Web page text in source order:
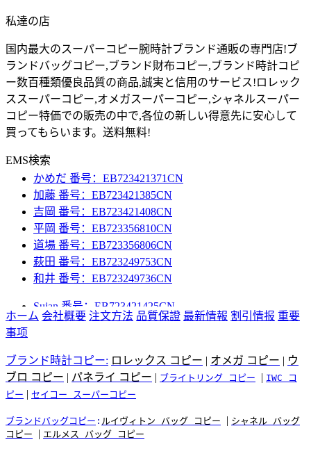
私達の店
国内最大のスーパーコピー腕時計ブランド通販の専門店!ブ
ランドバッグコピー,ブランド財布コピー,ブランド時計コピ
ー数百種類優良品質の商品,誠実と信用のサービス!ロレック
ススーパーコピー,オメガスーパーコピー,シャネルスーパー
コピー特価での販売の中で,各位の新しい得意先に安心して
買ってもらいます。送料無料!
EMS検索
Sujan 番号：EB723421425CN
中田 番号：EB723421439CN
小出 番号：EB723421368CN
かめだ 番号：EB723421371CN
加藤 番号：EB723421385CN
吉岡 番号：EB723421408CN
平岡 番号：EB723356810CN
道場 番号：EB723356806CN
萩田 番号：EB723249753CN
和井 番号：EB723249736CN
Sujan 番号：EB723421425CN
中田 番号：EB723421439CN
加藤 番号：EB723421385CN
吉岡 番号：EB723421408CN
平岡 番号：EB723356810CN
道場 番号：EB723356806CN
萩田 番号：EB723249753CN
ホーム 会社概要 注文方法 品質保證 最新情報 割引情报 重要
事项
ブランド時計コピー: ロレックス コピー | オメガ コピー | ウ
ブロ コピー | パネライ コピー | ブライトリング コピー | IWC コ
ピー | セイコー スーパーコピー
ブランドバッグコピー : ルイヴィトン バッグ コピー | シャネル バッグ
コピー
| エルメス バッグ コピー